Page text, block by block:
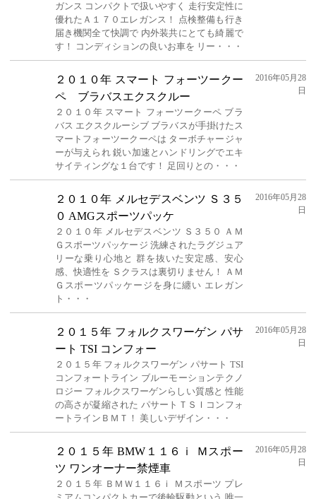
ガンス コンパクトで扱いやすく 走行安定性に
優れたＡ１７０エレガンス！ 点検整備も行き
届き機関全て快調で 内外装共にとても綺麗で
す！ コンディションの良いお車を リー・・・
２０１０年 スマート フォーツークー
ペ ブラバスエクスクルー
２０１０年 スマート フォーツークーペ ブラ
バス エクスクルーシブ ブラバスが手掛けたス
マートフォーツークーペは ターボチャージャ
ーが与えられ 鋭い加速とハンドリングでエキ
サイティングな１台です！ 足回りとの・・・
2016年05月28
日
２０１０年 メルセデスベンツ Ｓ３５
０ AMGスポーツパッケ
２０１０年 メルセデスベンツ Ｓ３５０ ＡＭ
Ｇスポーツパッケージ 洗練されたラグジュア
リーな乗り心地と 群を抜いた安定感、安心
感、快適性を Ｓクラスは裏切りません！ ＡＭ
Ｇスポーツパッケージを身に纏い エレガン
ト・・・
2016年05月28
日
２０１５年 フォルクスワーゲン パサ
ート TSI コンフォー
２０１５年 フォルクスワーゲン パサート TSI
コンフォートライン ブルーモーションテクノ
ロジー フォルクスワーゲンらしい質感と 性能
の高さが凝縮された パサートＴＳＩコンフォ
ートラインＢＭＴ！ 美しいデザイン・・・
2016年05月28
日
２０１５年 BMW１１６ｉ Ｍスポー
ツ ワンオーナー禁煙車
２０１５年 ＢＭＷ１１６ｉ Ｍスポーツ プレ
2016年05月28
日